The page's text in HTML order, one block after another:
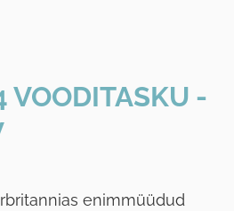
VOODITASKU -
enimmüüdud